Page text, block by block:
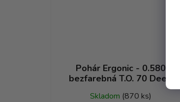
Pohár Ergonic - 0.580
bezfarebná T.O. 70 Deep
Skladom (870 ks)